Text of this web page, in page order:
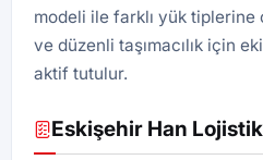
modeli ile farklı yük tiplerine
ve düzenli taşımacılık için
aktif tutulur.
Eskişehir Han